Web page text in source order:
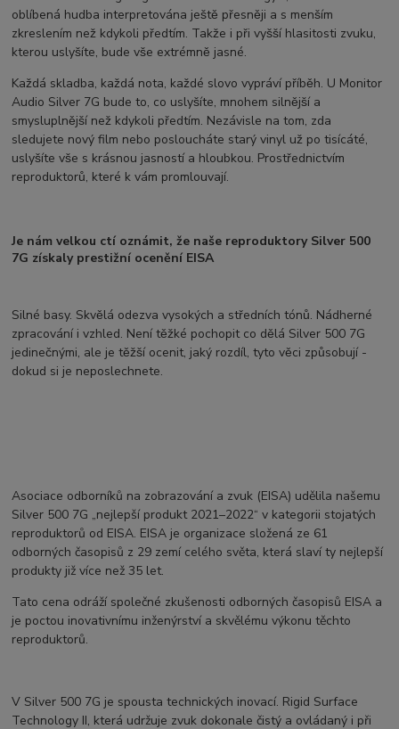
oblíbená hudba interpretována ještě přesněji a s menším
zkreslením než kdykoli předtím. Takže i při vyšší hlasitosti zvuku,
kterou uslyšíte, bude vše extrémně jasné.
Každá skladba, každá nota, každé slovo vypráví příběh. U Monitor
Audio Silver 7G bude to, co uslyšíte, mnohem silnější a
smysluplnější než kdykoli předtím. Nezávisle na tom, zda
sledujete nový film nebo posloucháte starý vinyl už po tisícáté,
uslyšíte vše s krásnou jasností a hloubkou. Prostřednictvím
reproduktorů, které k vám promlouvají.
Je nám velkou ctí oznámit, že naše reproduktory Silver 500
7G získaly prestižní ocenění EISA
Silné basy. Skvělá odezva vysokých a středních tónů. Nádherné
zpracování i vzhled. Není těžké pochopit co dělá Silver 500 7G
jedinečnými, ale je těžší ocenit, jaký rozdíl, tyto věci způsobují -
dokud si je neposlechnete.
Asociace odborníků na zobrazování a zvuk (EISA) udělila našemu
Silver 500 7G „nejlepší produkt 2021–2022“ v kategorii stojatých
reproduktorů od EISA. EISA je organizace složená ze 61
odborných časopisů z 29 zemí celého světa, která slaví ty nejlepší
produkty již více než 35 let.
Tato cena odráží společné zkušenosti odborných časopisů EISA a
je poctou inovativnímu inženýrství a skvělému výkonu těchto
reproduktorů.
V Silver 500 7G je spousta technických inovací. Rigid Surface
Technology II, která udržuje zvuk dokonale čistý a ovládaný i při